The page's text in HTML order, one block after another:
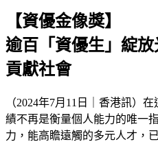
【資優金像獎】
逾百「資優生」綻
貢獻社會
（2024年7月11日｜香港訊）
績不再是衡量個人能力的唯一
力，能高瞻遠觸的多元人才，